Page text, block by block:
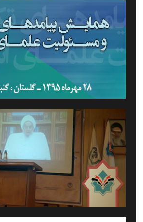
پیام آیت الله العظمی مکارم شیرازی به
مسئولیت علمای اسلام